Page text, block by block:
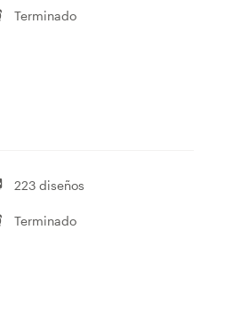
Terminado
223 diseños
Terminado